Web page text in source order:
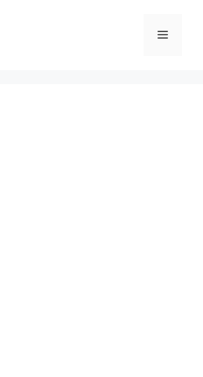
Menu